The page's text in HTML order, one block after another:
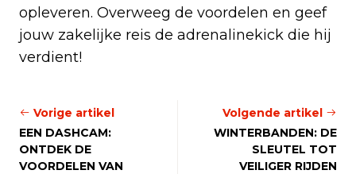
opleveren. Overweeg de voordelen en geef
jouw zakelijke reis de adrenalinekick die hij
verdient!
Vorige artikel
EEN DASHCAM:
ONTDEK DE
VOORDELEN VAN
Volgende artikel
WINTERBANDEN: DE
SLEUTEL TOT
VEILIGER RIJDEN